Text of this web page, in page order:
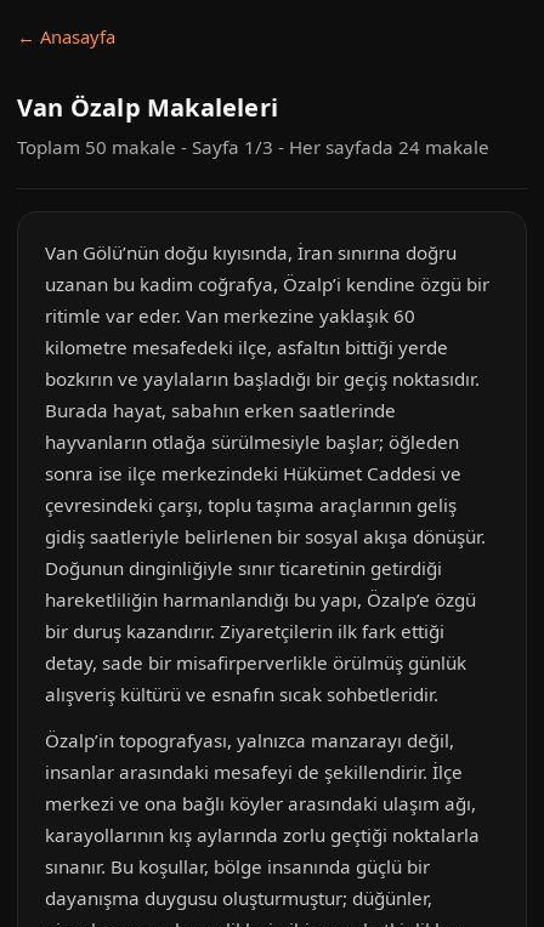
← Anasayfa
Van Özalp Makaleleri
Toplam 50 makale - Sayfa 1/3 - Her sayfada 24 makale
Van Gölü’nün doğu kıyısında, İran sınırına doğru
uzanan bu kadim coğrafya, Özalp’i kendine özgü bir
ritimle var eder. Van merkezine yaklaşık 60
kilometre mesafedeki ilçe, asfaltın bittiği yerde
bozkırın ve yaylaların başladığı bir geçiş noktasıdır.
Burada hayat, sabahın erken saatlerinde
hayvanların otlağa sürülmesiyle başlar; öğleden
sonra ise ilçe merkezindeki Hükümet Caddesi ve
çevresindeki çarşı, toplu taşıma araçlarının geliş
gidiş saatleriyle belirlenen bir sosyal akışa dönüşür.
Doğunun dinginliğiyle sınır ticaretinin getirdiği
hareketliliğin harmanlandığı bu yapı, Özalp’e özgü
bir duruş kazandırır. Ziyaretçilerin ilk fark ettiği
detay, sade bir misafirperverlikle örülmüş günlük
alışveriş kültürü ve esnafın sıcak sohbetleridir.
Özalp’in topografyası, yalnızca manzarayı değil,
insanlar arasındaki mesafeyi de şekillendirir. İlçe
merkezi ve ona bağlı köyler arasındaki ulaşım ağı,
karayollarının kış aylarında zorlu geçtiği noktalarla
sınanır. Bu koşullar, bölge insanında güçlü bir
dayanışma duygusu oluşturmuştur; düğünler,